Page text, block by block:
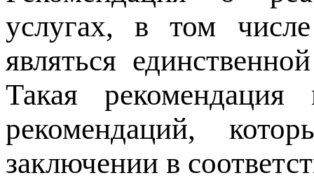
услугах, в том
являться
Такая
рекомендаций,
заключении в